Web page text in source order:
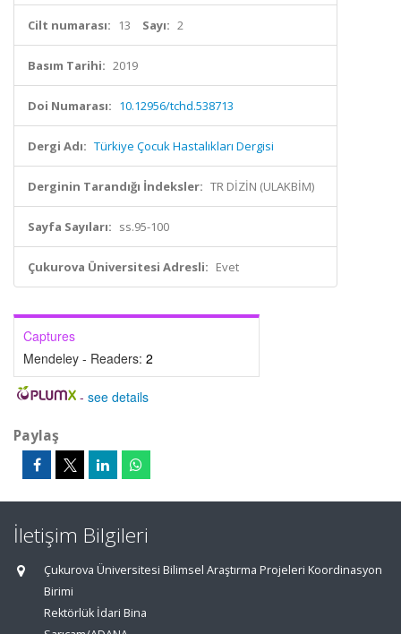
Cilt numarası: 13 Sayı: 2
Basım Tarihi: 2019
Doi Numarası: 10.12956/tchd.538713
Dergi Adı: Türkiye Çocuk Hastalıkları Dergisi
Derginin Tarandığı İndeksler: TR DİZİN (ULAKBİM)
Sayfa Sayıları: ss.95-100
Çukurova Üniversitesi Adresli: Evet
Captures
Mendeley - Readers: 2
- see details
Paylaş
İletişim Bilgileri
Çukurova Üniversitesi Bilimsel Araştırma Projeleri Koordinasyon
Birimi
Rektörlük İdari Bina